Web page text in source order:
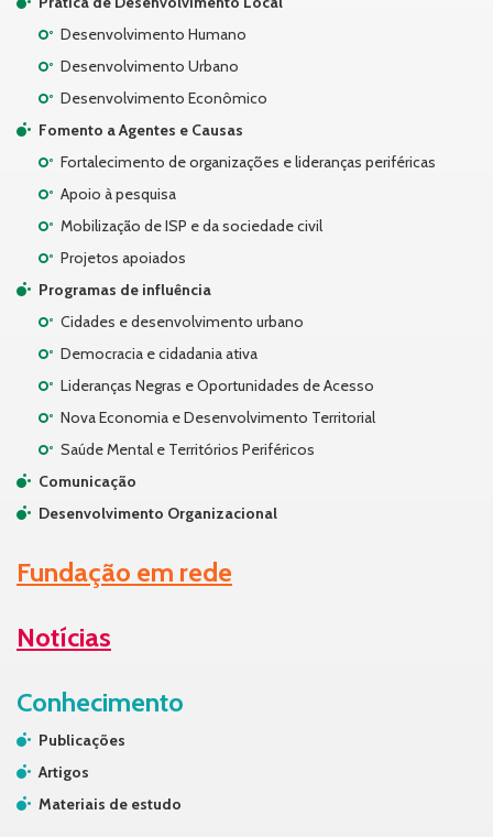
Desenvolvimento Humano
Desenvolvimento Urbano
Desenvolvimento Econômico
Fomento a Agentes e Causas
Fortalecimento de organizações e lideranças periféricas
Apoio à pesquisa
Mobilização de ISP e da sociedade civil
Projetos apoiados
Programas de influência
Cidades e desenvolvimento urbano
Democracia e cidadania ativa
Lideranças Negras e Oportunidades de Acesso
Nova Economia e Desenvolvimento Territorial
Saúde Mental e Territórios Periféricos
Comunicação
Desenvolvimento Organizacional
Fundação em rede
Notícias
Conhecimento
Publicações
Artigos
Materiais de estudo